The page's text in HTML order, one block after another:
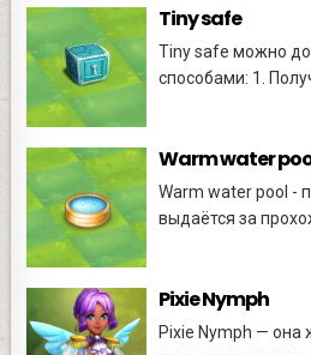
Tiny safe
Tiny safe можно
способами: 1.
Warm water
Warm water pool -
выдаётся за
Pixie Nymph
Pixie Nymph —